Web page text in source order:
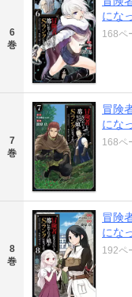
6
巻
にな
168ペ
7
巻
冒険
にな
168ペ
8
巻
冒険
にな
192ペ